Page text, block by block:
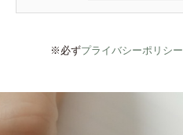
※必ずプライバシーポリシー